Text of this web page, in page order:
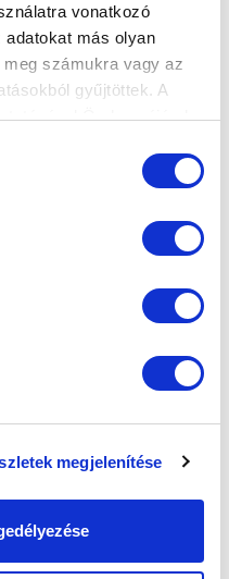
vonatkozó
más olyan
számukra vagy az
gyűjtöttek. A
Ön hozzájárul a
megjelenítése
HONVÉD FC